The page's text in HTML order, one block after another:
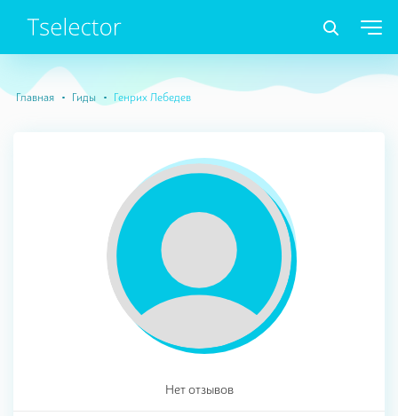
Главная Гиды Генрих Лебедев
Нет отзывов